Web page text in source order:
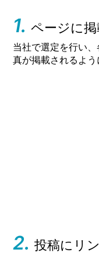
1.ページに掲
当社で選定を行い
真が掲載されるよう
2.投稿にリ